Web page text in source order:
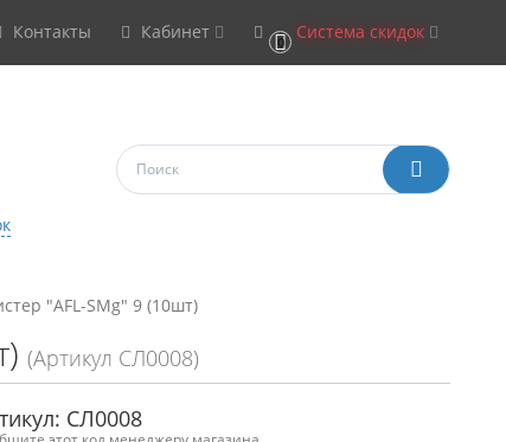
Контакты Кабинет 0 Система скидок
"AFL-SMg" 9 (10шт)
(Артикул СЛ0008)
СЛ0008